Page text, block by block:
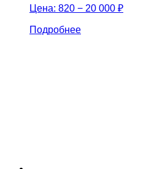
Цена: 820 − 20 000 ₽
Подробнее